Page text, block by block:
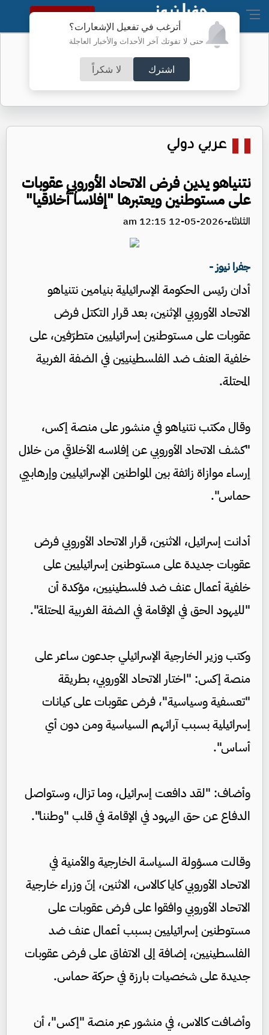
أترغب في تفعيل الإشعارات؟
حتى لا تفوتك آخر الأحداث والأخبار العاجلة
اشترك لا شكراً
النسخة الكاملة
عربي دولي
نتنياهو يدين فرض الاتحاد الأوروبي عقوبات
على مستوطنين ويعتبرها "إفلاسا أخلاقيا"
الثلاثاء-2026-05-12 12:15 am
جفرا نيوز -
أدان رئيس الحكومة الإسرائيلية بنيامين نتنياهو
الاتحاد الأوروبي الإثنين، بعد قرار التكتل فرض
عقوبات على مستوطنين إسرائيليين متطرّفين، على
خلفية العنف ضد الفلسطينيين في الضفة الغربية
المحتلة.
وقال مكتب نتنياهو في منشور على منصة إكس،
"كشف الاتحاد الأوروبي عن إفلاسه الأخلاقي من خلال
إرساء موازاة زائفة بين المواطنين الإسرائيليين وإرهابيي
حماس".
أدانت إسرائيل، الاثنين، قرار الاتحاد الأوروبي فرض
عقوبات جديدة على مستوطنين إسرائيليين على
خلفية أعمال عنف ضد فلسطينيين، مؤكدة أن
"لليهود الحق في الإقامة في الضفة الغربية المحتلة".
وكتب وزير الخارجية الإسرائيلي جدعون ساعر على
منصة إكس: "اختار الاتحاد الأوروبي، بطريقة
"تعسفية وسياسية"، فرض عقوبات على كيانات
إسرائيلية بسبب آرائهم السياسية ومن دون أي
أساس".
وأضاف: "لقد دافعت إسرائيل، وما تزال، وستواصل
الدفاع عن حق اليهود في الإقامة في قلب "وطننا".
وقالت مسؤولة السياسة الخارجية والأمنية في
الاتحاد الأوروبي كايا كالاس، الاثنين، إنّ وزراء خارجية
الاتحاد الأوروبي وافقوا على فرض عقوبات على
مستوطنين إسرائيليين بسبب أعمال عنف ضد
الفلسطينيين، إضافة إلى الاتفاق على فرض عقوبات
جديدة على شخصيات بارزة في حركة حماس.
وأضافت كالاس، في منشور عبر منصة "إكس"، أن